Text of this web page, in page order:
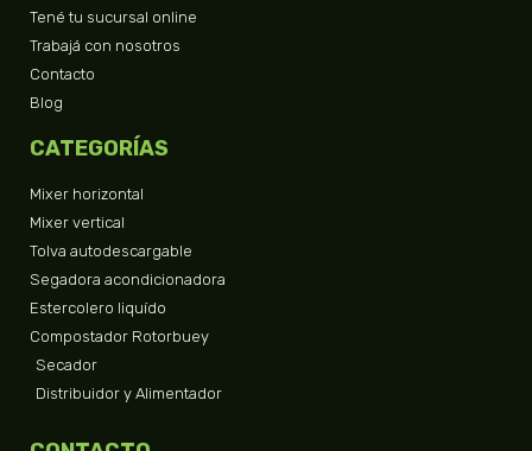
Tené tu sucursal online
Trabajá con nosotros
Contacto
Blog
CATEGORÍAS
Mixer horizontal
Mixer vertical
Tolva autodescargable
Segadora acondicionadora
Estercolero liquído
Compostador Rotorbuey
Secador
Distribuidor y Alimentador